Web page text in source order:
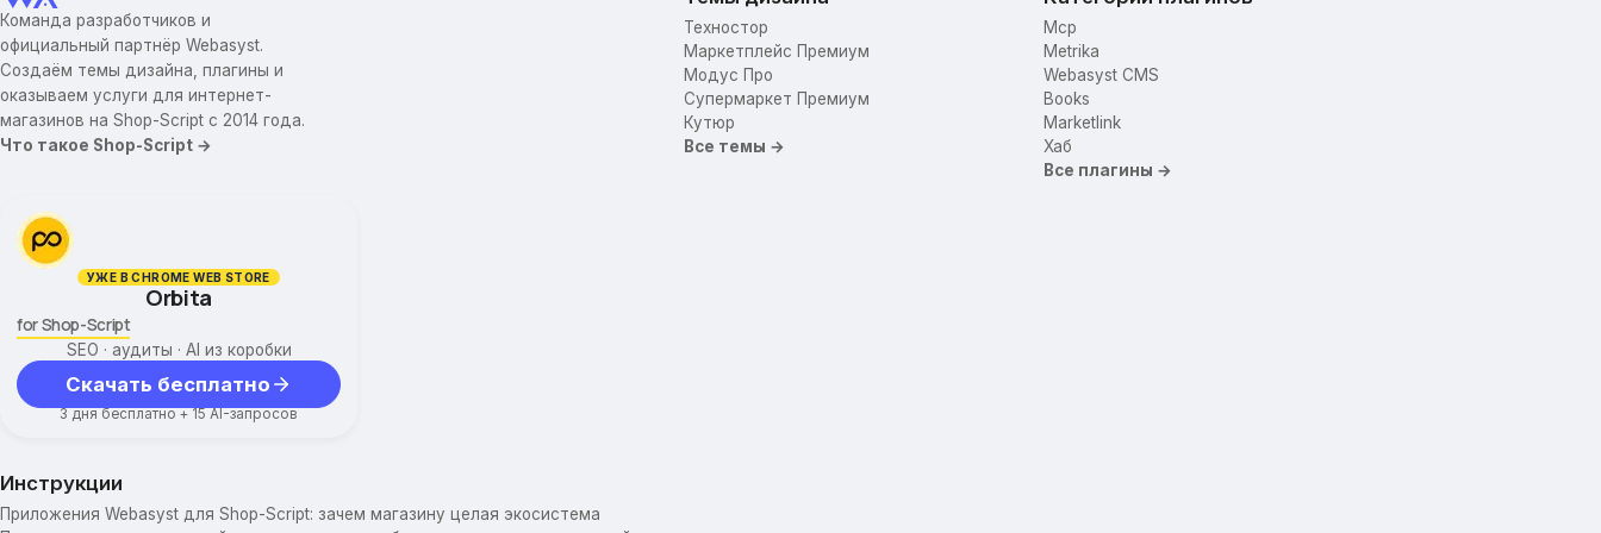
Команда разработчиков и
официальный партнёр Webasyst.
Создаём темы дизайна, плагины и
оказываем услуги для интернет-
магазинов на Shop-Script с 2014 года.
Что такое Shop-Script →
УЖЕ В CHROME WEB STORE
Orbita
for Shop-Script
SEO · аудиты · AI из коробки
Скачать бесплатно
3 дня бесплатно + 15 AI-запросов
Техностор
Маркетплейс Премиум
Модус Про
Супермаркет Премиум
Кутюр
Все темы →
Mcp
Metrika
Webasyst CMS
Books
Marketlink
Хаб
Все плагины →
Инструкции
Приложения Webasyst для Shop-Script: зачем магазину целая экосистема